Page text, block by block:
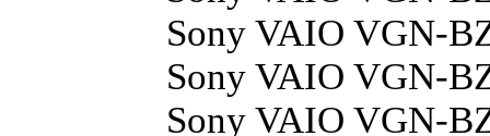
Sony VAIO VGN-
Sony VAIO VGN-
Sony VAIO VGN-